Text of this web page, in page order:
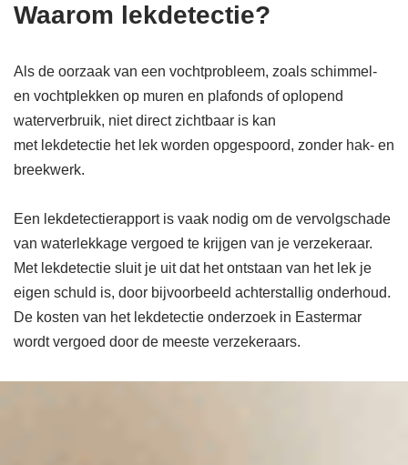
Waarom lekdetectie?
Als de oorzaak van een vochtprobleem, zoals schimmel-
en vochtplekken op muren en plafonds of oplopend
waterverbruik, niet direct zichtbaar is kan
met lekdetectie het lek worden opgespoord, zonder hak- en
breekwerk.
Een lekdetectierapport is vaak nodig om de vervolgschade
van waterlekkage vergoed te krijgen van je verzekeraar.
Met lekdetectie sluit je uit dat het ontstaan van het lek je
eigen schuld is, door bijvoorbeeld achterstallig onderhoud.
De kosten van het lekdetectie onderzoek in Eastermar
wordt vergoed door de meeste verzekeraars.